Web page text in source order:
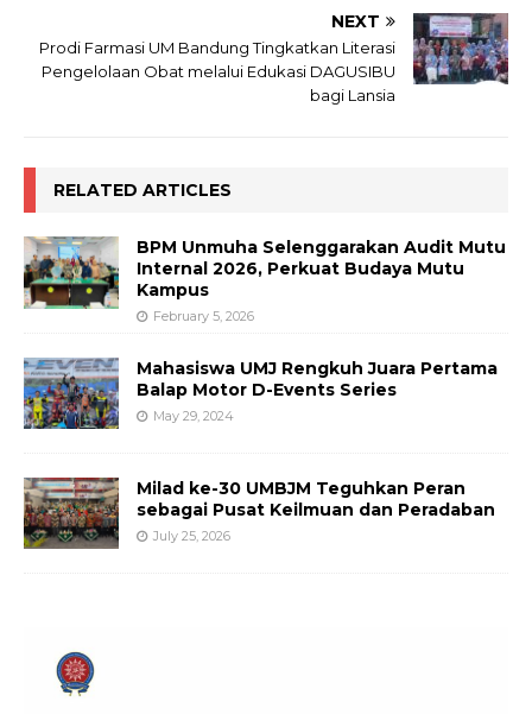
NEXT
Prodi Farmasi UM Bandung Tingkatkan Literasi
Pengelolaan Obat melalui Edukasi DAGUSIBU
bagi Lansia
RELATED ARTICLES
BPM Unmuha Selenggarakan Audit Mutu
Internal 2026, Perkuat Budaya Mutu
Kampus
February 5, 2026
Mahasiswa UMJ Rengkuh Juara Pertama
Balap Motor D-Events Series
May 29, 2024
Milad ke-30 UMBJM Teguhkan Peran
sebagai Pusat Keilmuan dan Peradaban
July 25, 2026